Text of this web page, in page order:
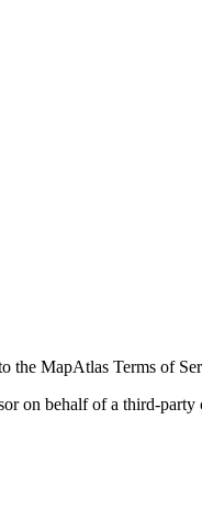
the MapAtlas Terms of
on behalf of a third-